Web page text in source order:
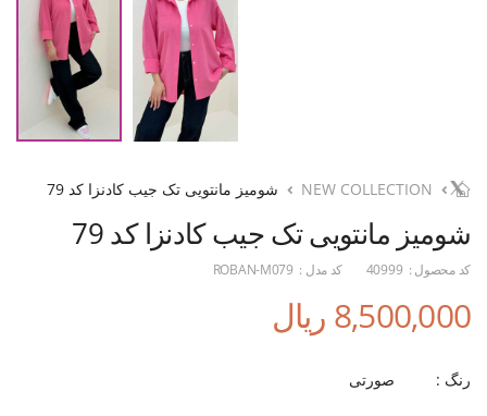
NEW COLLECTION شومیز مانتویی تک جیب کادنزا کد 79
شومیز مانتویی تک جیب کادنزا کد 79
کد محصول : 40999 کد مدل : ROBAN-M079
8,500,000 ریال
رنگ : صورتی